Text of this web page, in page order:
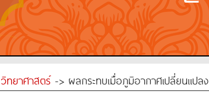
วิทยาศาสตร์-> ผลกระทบเมื่อภูมิอากาศเปลี่ยนแปลง